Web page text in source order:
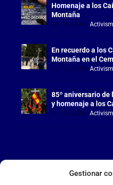
Gestionar
Homenaje a los
Montaña
Jul 18, 2026 |
En recuerdo a los
Montaña en el
Jul 18, 2026 |
85º aniversario de
y homenaje a los
Jul 15, 2026 |
LA FALANGE